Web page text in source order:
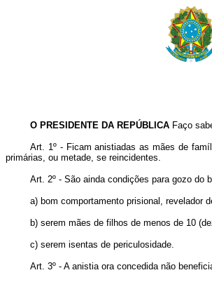
O PRESIDENTE DA REPÚBLICA Faço
Art. 1º - Ficam anistiadas as mães de
primárias, ou metade, se reincidentes.
Art. 2º - São ainda condições para gozo do
a) bom comportamento prisional, revelador
b) serem mães de filhos de menos de 10
c) serem isentas de periculosidade.
Art. 3º - A anistia ora concedida não